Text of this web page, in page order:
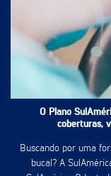
O Plano
coberturas,
Buscando por uma
bucal? A